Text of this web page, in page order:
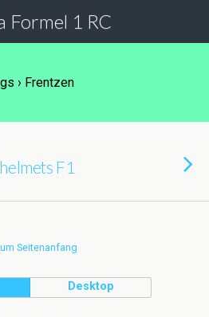
Formel 1 RC
› Frentzen
F1
Seitenanfang
Desktop